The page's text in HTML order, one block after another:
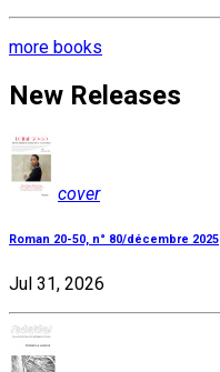
more books
New Releases
cover
Roman 20-50, n° 80/décembre 2025
Jul 31, 2026